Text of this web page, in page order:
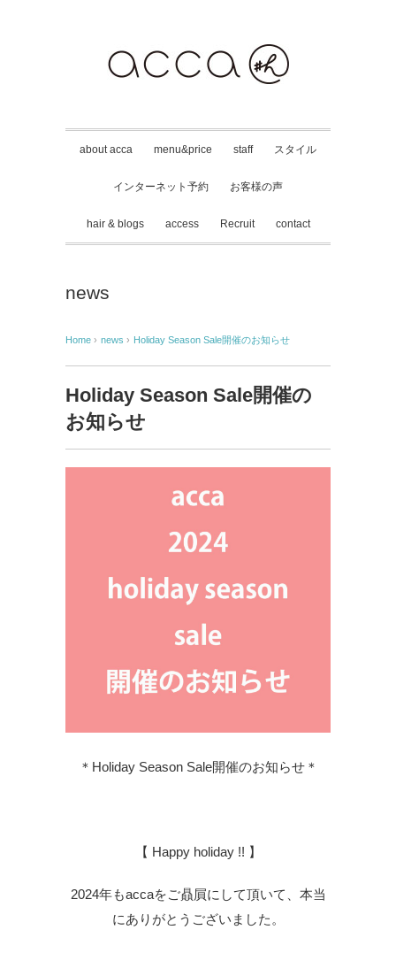
about acca menu&price staff スタイル
インターネット予約 お客様の声
hair & blogs access Recruit contact
news
Home › news › Holiday Season Sale開催のお知らせ
Holiday Season Sale開催の
お知らせ
＊Holiday Season Sale開催のお知らせ＊
【 Happy holiday !! 】
2024年もaccaをご贔屓にして頂いて、本当
にありがとうございました。